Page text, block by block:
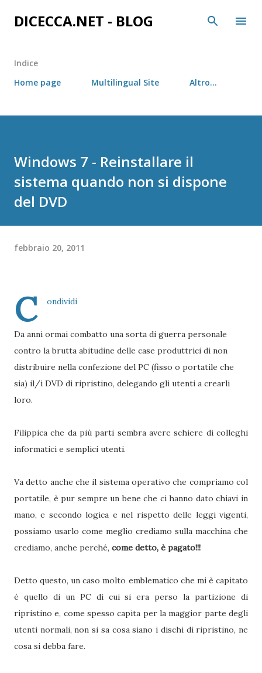
Passa ai contenuti principali
DICECCA.NET - BLOG
Indice
Home page
Multilingual Site Altro…
Windows 7 - Reinstallare il
sistema quando non si dispone
del DVD
febbraio 20, 2011
C ondividi
Da anni ormai combatto una sorta di guerra personale
contro la brutta abitudine delle case produttrici di non
distribuire nella confezione del PC (fisso o portatile che
sia) il/i DVD di ripristino, delegando gli utenti a crearli
loro.
Filippica che da più parti sembra avere schiere di colleghi
informatici e semplici utenti.
Va detto anche che il sistema operativo che compriamo col
portatile, è pur sempre un bene che ci hanno dato chiavi in
mano, e secondo logica e nel rispetto delle leggi vigenti,
possiamo usarlo come meglio crediamo sulla macchina che
crediamo, anche perché, come detto, è pagato!!!
Detto questo, un caso molto emblematico che mi è capitato
è quello di un PC di cui si era perso la partizione di
ripristino e, come spesso capita per la maggior parte degli
utenti normali, non si sa cosa siano i dischi di ripristino, ne
cosa si debba fare.